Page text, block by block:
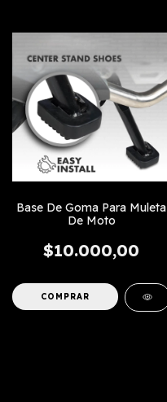
Base De Goma Para Muleta
De Moto
$10.000,00